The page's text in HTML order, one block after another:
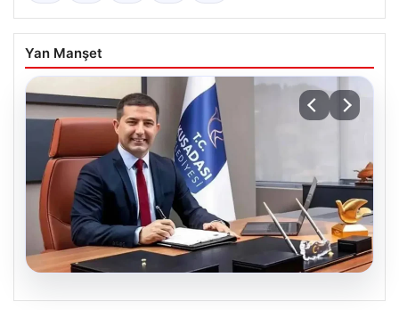
Yan Manşet